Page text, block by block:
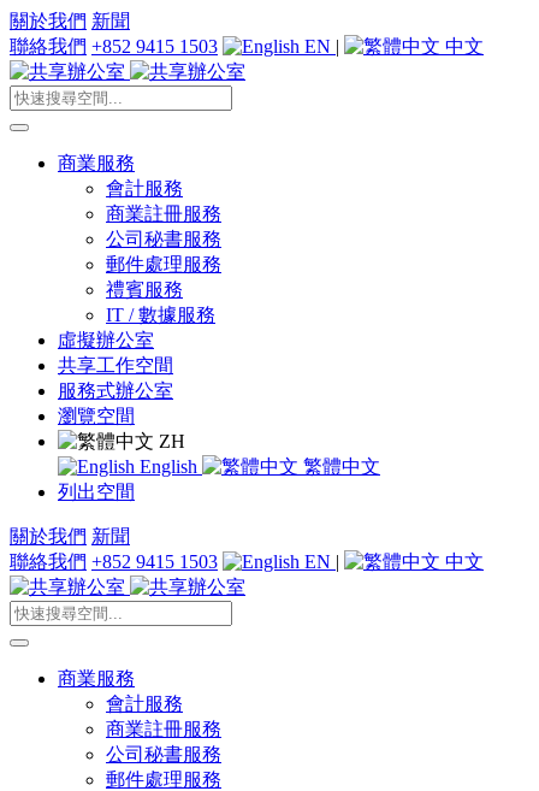
關於我們 新聞
聯絡我們 +852 9415 1503 EN | 中文
商業服務
會計服務
商業註冊服務
公司秘書服務
郵件處理服務
禮賓服務
IT / 數據服務
虛擬辦公室
共享工作空間
服務式辦公室
瀏覽空間
ZH
English
繁體中文
列出空間
關於我們 新聞
聯絡我們 +852 9415 1503 EN | 中文
商業服務
會計服務
商業註冊服務
公司秘書服務
郵件處理服務